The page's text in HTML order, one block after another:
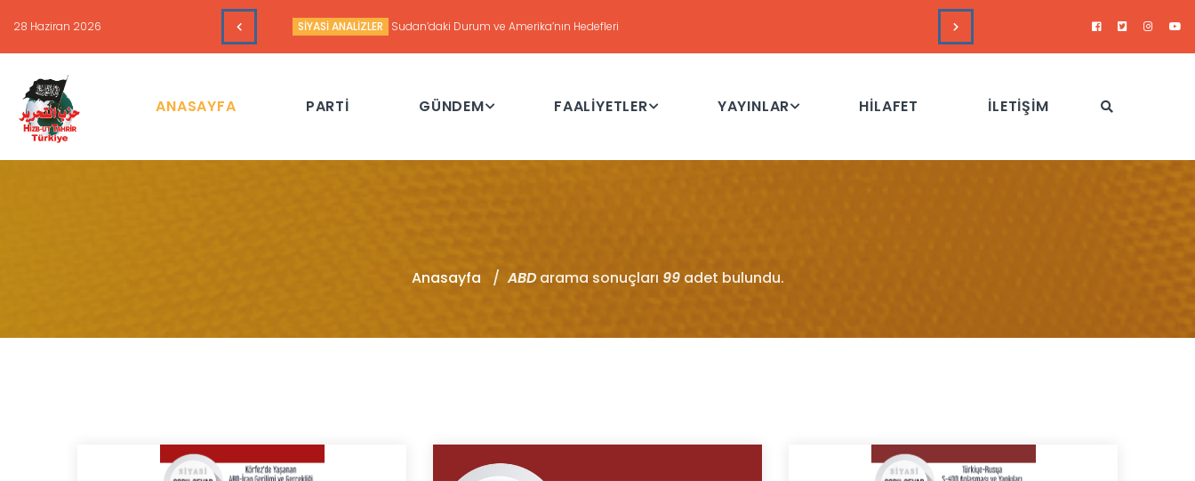
16 Haziran 2026 HAFTALIK GÜNDEM DEĞERLENDİRME Haftalık Değerlendirme Toplantısı - 21 Temmuz 2026 DUYURULAR
ANASAYFA PARTİ GÜNDEM FAALİYETLER YAYINLAR HİLAFET İLETİŞİM
Anasayfa ABDarama sonuçları 99adet bulundu.